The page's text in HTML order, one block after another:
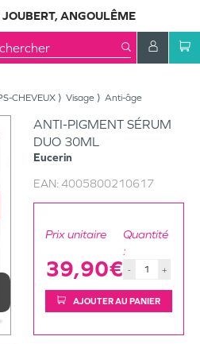
ANGOULÊME
CHEVEUX Visage Anti-âge
ANTI-PIGMENT SÉRUM
DUO 30ML
Eucerin
EAN: 4005800210617
Prix unitaire
39,90€
Quantité
:
- +
AJOUTER AU PANIER